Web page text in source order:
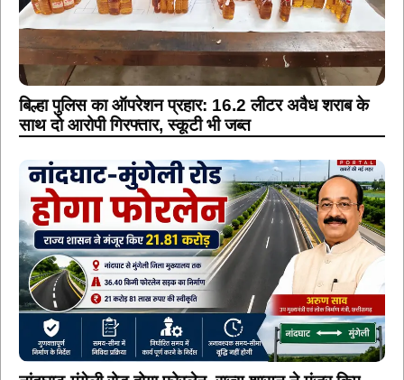
बिल्हा पुलिस का ऑपरेशन प्रहार: 16.2 लीटर अवैध शराब के
साथ दो आरोपी गिरफ्तार, स्कूटी भी जब्त